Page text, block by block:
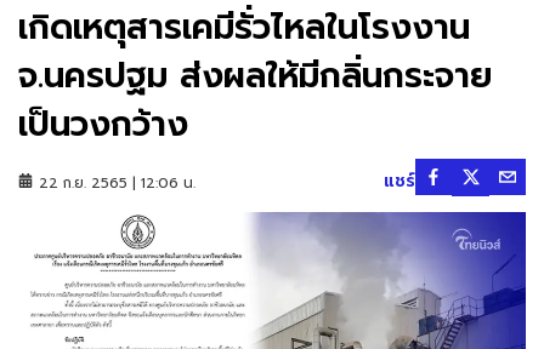
เกิดเหตุสารเคมีรั่วไหลในโรงงาน
จ.นครปฐม ส่งผลให้มีกลิ่นกระจาย
เป็นวงกว้าง
22 ก.ย. 2565 | 12:06 น. แชร์